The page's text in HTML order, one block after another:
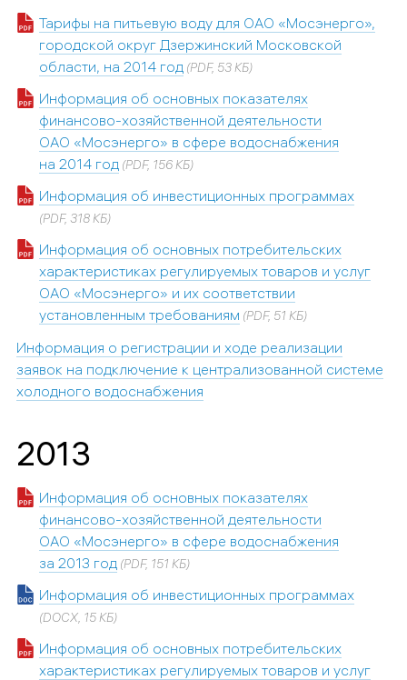
Тарифы на питьевую воду для ОАО «Мосэнерго»,
городской округ Дзержинский Московской
области, на 2014 год (PDF, 53 КБ)
Информация об основных показателях
финансово-хозяйственной деятельности
ОАО «Мосэнерго» в сфере водоснабжения
на 2014 год (PDF, 156 КБ)
Информация об инвестиционных программах
(PDF, 318 КБ)
Информация об основных потребительских
характеристиках регулируемых товаров и услуг
ОАО «Мосэнерго» и их соответствии
установленным требованиям (PDF, 51 КБ)
Информация о регистрации и ходе реализации
заявок на подключение к централизованной системе
холодного водоснабжения
2013
Информация об основных показателях
финансово-хозяйственной деятельности
ОАО «Мосэнерго» в сфере водоснабжения
за 2013 год (PDF, 151 КБ)
Информация об инвестиционных программах
(DOCX, 15 КБ)
Информация об основных потребительских
характеристиках регулируемых товаров и услуг